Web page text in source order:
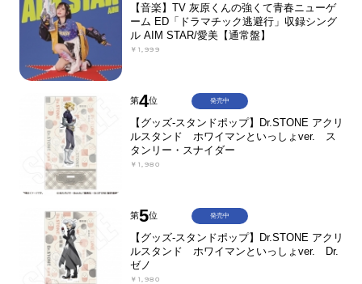
【音楽】TV 灰原くんの強くて青春ニューゲ
ーム ED「ドラマチック逃避行」収録シング
ル AIM STAR/愛美【通常盤】
￥1,999
第4位
【グッズ-スタンドポップ】Dr.STONE アクリ
ルスタンド ホワイマンといっしょver. ス
タンリー・スナイダー
￥1,980
発売中
第5位
【グッズ-スタンドポップ】Dr.STONE アクリ
ルスタンド ホワイマンといっしょver. Dr.
ゼノ
￥1,980
発売中